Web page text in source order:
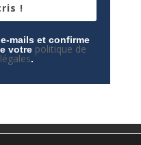
!
mails et confirme
votre politique de
.